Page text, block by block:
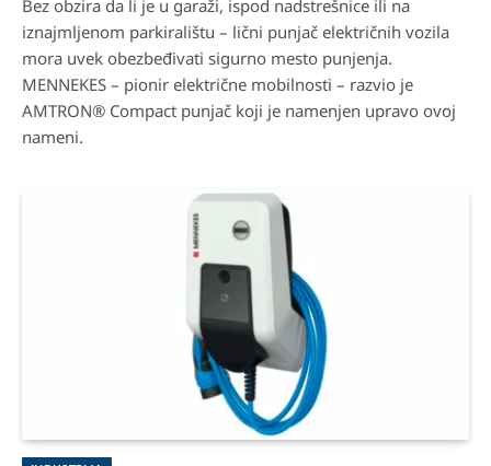
Bez obzira da li je u garaži, ispod nadstrešnice ili na
iznajmljenom parkiralištu – lični punjač električnih vozila
mora uvek obezbeđivati sigurno mesto punjenja.
MENNEKES – pionir električne mobilnosti – razvio je
AMTRON® Compact punjač koji je namenjen upravo ovoj
nameni.